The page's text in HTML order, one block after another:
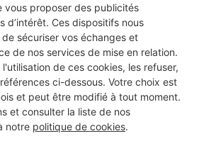
vous proposer des publicités
d’intérêt. Ces dispositifs nous
sécuriser vos échanges et
de nos services de mise en relation.
de ces cookies, les refuser,
ci-dessous. Votre choix est
et peut être modifié à tout moment.
et consulter la liste de nos
notre politique de cookies.
UN DEVIS